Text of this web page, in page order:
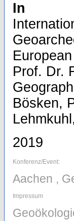
In
Prof. Dr.
Bösken,
2019
Konferenz/Event:
Aachen ,
Impressum